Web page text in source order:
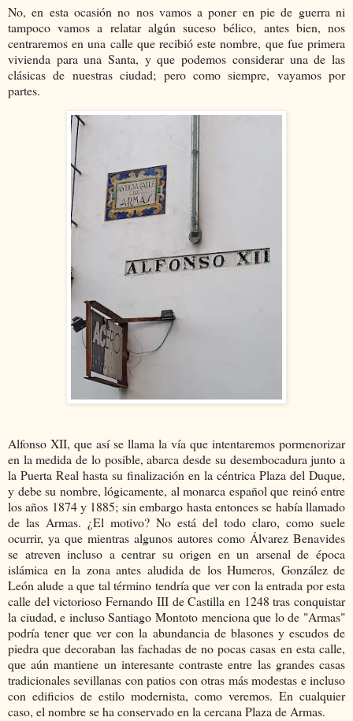
No, en esta ocasión no nos vamos a poner en pie de guerra ni
tampoco vamos a relatar algún suceso bélico, antes bien, nos
centraremos en una calle que recibió este nombre, que fue primera
vivienda para una Santa, y que podemos considerar una de las
clásicas de nuestras ciudad; pero como siempre, vayamos por
partes.
Alfonso XII, que así se llama la vía que intentaremos pormenorizar
en la medida de lo posible, abarca desde su desembocadura junto a
la Puerta Real hasta su finalización en la céntrica Plaza del Duque,
y debe su nombre, lógicamente, al monarca español que reinó entre
los años 1874 y 1885; sin embargo hasta entonces se había llamado
de las Armas. ¿El motivo? No está del todo claro, como suele
ocurrir, ya que mientras algunos autores como Álvarez Benavides
se atreven incluso a centrar su origen en un arsenal de época
islámica en la zona antes aludida de los Humeros, González de
León alude a que tal término tendría que ver con la entrada por esta
calle del victorioso Fernando III de Castilla en 1248 tras conquistar
la ciudad, e incluso Santiago Montoto menciona que lo de "Armas"
podría tener que ver con la abundancia de blasones y escudos de
piedra que decoraban las fachadas de no pocas casas en esta calle,
que aún mantiene un interesante contraste entre las grandes casas
tradicionales sevillanas con patios con otras más modestas e incluso
con edificios de estilo modernista, como veremos. En cualquier
caso, el nombre se ha conservado en la cercana Plaza de Armas.